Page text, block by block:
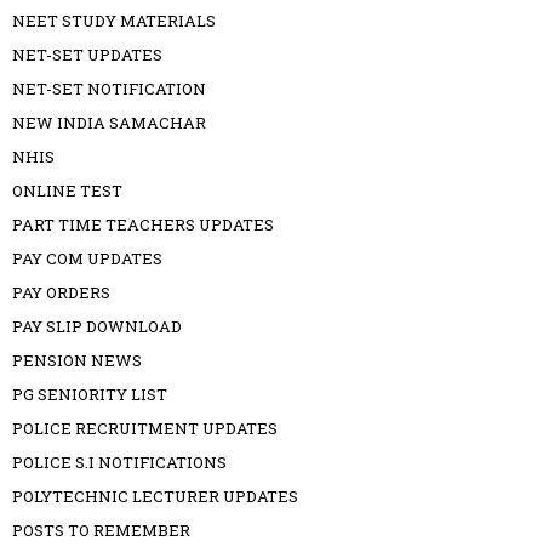
NEET STUDY MATERIALS
NET-SET UPDATES
NET-SET NOTIFICATION
NEW INDIA SAMACHAR
NHIS
ONLINE TEST
PART TIME TEACHERS UPDATES
PAY COM UPDATES
PAY ORDERS
PAY SLIP DOWNLOAD
PENSION NEWS
PG SENIORITY LIST
POLICE RECRUITMENT UPDATES
POLICE S.I NOTIFICATIONS
POLYTECHNIC LECTURER UPDATES
POSTS TO REMEMBER